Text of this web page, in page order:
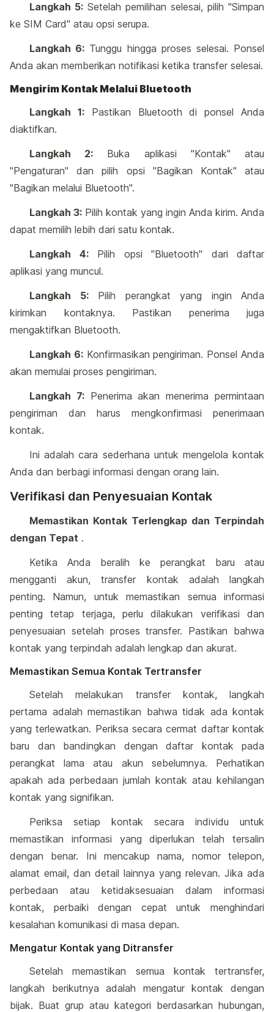
Langkah 5: Setelah pemilihan selesai, pilih "Simpan
ke SIM Card" atau opsi serupa.
Langkah 6: Tunggu hingga proses selesai. Ponsel
Anda akan memberikan notifikasi ketika transfer selesai.
Mengirim Kontak Melalui Bluetooth
Langkah 1:Pastikan Bluetooth di ponsel Anda
diaktifkan.
Langkah 2: Buka aplikasi "Kontak" atau
"Pengaturan" dan pilih opsi "Bagikan Kontak" atau
"Bagikan melalui Bluetooth".
Langkah 3: Pilih kontak yang ingin Anda kirim. Anda
dapat memilih lebih dari satu kontak.
Langkah 4:Pilih opsi "Bluetooth" dari daftar
aplikasi yang muncul.
Langkah 5:Pilih perangkat yang ingin Anda
kirimkan kontaknya. Pastikan penerima juga
mengaktifkan Bluetooth.
Langkah 6:Konfirmasikan pengiriman. Ponsel Anda
akan memulai proses pengiriman.
Langkah 7:Penerima akan menerima permintaan
pengiriman dan harus mengkonfirmasi penerimaan
kontak.
Ini adalah cara sederhana untuk mengelola kontak
Anda dan berbagi informasi dengan orang lain.
Verifikasi dan Penyesuaian Kontak
Memastikan Kontak Terlengkap dan Terpindah
dengan Tepat .
Ketika Anda beralih ke perangkat baru atau
mengganti akun, transfer kontak adalah langkah
penting. Namun, untuk memastikan semua informasi
penting tetap terjaga, perlu dilakukan verifikasi dan
penyesuaian setelah proses transfer. Pastikan bahwa
kontak yang terpindah adalah lengkap dan akurat.
Memastikan Semua Kontak Tertransfer
Setelah melakukan transfer kontak, langkah
pertama adalah memastikan bahwa tidak ada kontak
yang terlewatkan. Periksa secara cermat daftar kontak
baru dan bandingkan dengan daftar kontak pada
perangkat lama atau akun sebelumnya. Perhatikan
apakah ada perbedaan jumlah kontak atau kehilangan
kontak yang signifikan.
Periksa setiap kontak secara individu untuk
memastikan informasi yang diperlukan telah tersalin
dengan benar. Ini mencakup nama, nomor telepon,
alamat email, dan detail lainnya yang relevan. Jika ada
perbedaan atau ketidaksesuaian dalam informasi
kontak, perbaiki dengan cepat untuk menghindari
kesalahan komunikasi di masa depan.
Mengatur Kontak yang Ditransfer
Setelah memastikan semua kontak tertransfer,
langkah berikutnya adalah mengatur kontak dengan
bijak. Buat grup atau kategori berdasarkan hubungan,